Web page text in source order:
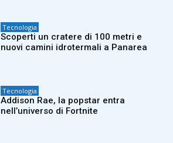
Tecnologia
Scoperti un cratere di 100 metri e
nuovi camini idrotermali a Panarea
Tecnologia
Addison Rae, la popstar entra
nell’universo di Fortnite